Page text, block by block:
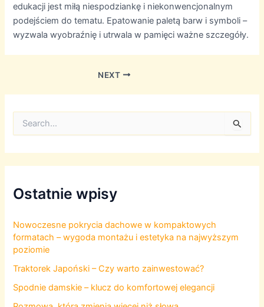
edukacji jest miłą niespodziankę i niekonwencjonalnym
podejściem do tematu. Epatowanie paletą barw i symboli –
wyzwala wyobraźnię i utrwala w pamięci ważne szczegóły.
NEXT
r
c
f
o
:
Ostatnie wpisy
Nowoczesne pokrycia dachowe w kompaktowych
formatach – wygoda montażu i estetyka na najwyższym
poziomie
Traktorek Japoński – Czy warto zainwestować?
Spodnie damskie – klucz do komfortowej elegancji